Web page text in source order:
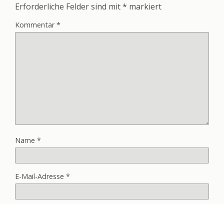
Erforderliche Felder sind mit* markiert
Kommentar*
Name *
E-Mail-Adresse *